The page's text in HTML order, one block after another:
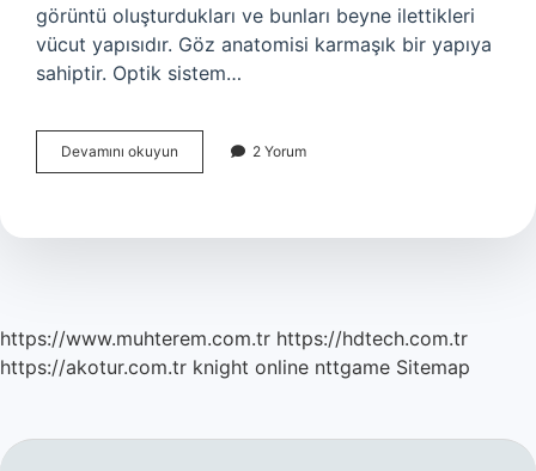
görüntü oluşturdukları ve bunları beyne ilettikleri
vücut yapısıdır. Göz anatomisi karmaşık bir yapıya
sahiptir. Optik sistem…
Devamını okuyun
Ne
2 Yorum
https://www.muhterem.com.tr https://hdtech.com.tr
https://akotur.com.tr knight online nttgame Sitemap